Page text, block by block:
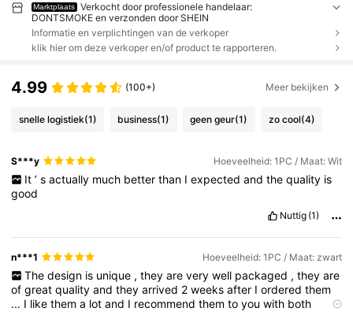
Marktplaats
Verkocht door professionele handelaar:
DONTSMOKE en verzonden door SHEIN
Informatie en verplichtingen van de verkoper
klik hier om deze verkoper en/of product te rapporteren.
4.99 (100+) Meer bekijken
snelle logistiek(1) business(1) geen geur(1) zo cool(4)
S***y Hoeveelheid: 1PC / Maat: Wit
It ’ s actually much better than I expected and the quality is
good
Nuttig (1)
n***1 Hoeveelheid: 1PC / Maat: zwart
The design is unique , they are very well packaged , they are
ofgreatqualityandtheyarrived 2weeksafter Iorderedthem
... I likethema lotand I recommendthemtoyouwith both